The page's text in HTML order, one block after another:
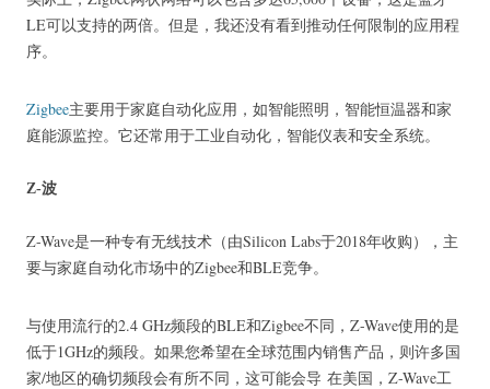
LE可以支持的两倍。 但是，我还没有看到推动任何限制的应用程
序。
Zigbee主要用于家庭自动化应用，如智能照明，智能恒温器和家
庭能源监控。 它还常用于工业自动化，智能仪表和安全系统。
Z-波
Z-Wave是一种专有无线技术（由Silicon Labs于2018年收购），主
要与家庭自动化市场中的Zigbee和BLE竞争。
与使用流行的2.4 GHz频段的BLE和Zigbee不同，Z-Wave使用的是
低于1GHz的频段。 如果您希望在全球范围内销售产品，则许多国
家/地区的确切频段会有所不同，这可能会导 在美国，Z-Wave工